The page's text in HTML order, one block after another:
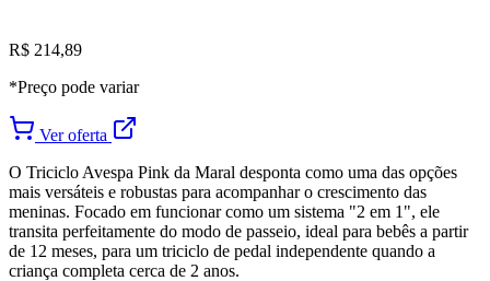
R$ 214,89
*Preço pode variar
Ver oferta
O Triciclo Avespa Pink da Maral desponta como uma das opções
mais versáteis e robustas para acompanhar o crescimento das
meninas. Focado em funcionar como um sistema "2 em 1", ele
transita perfeitamente do modo de passeio, ideal para bebês a partir
de 12 meses, para um triciclo de pedal independente quando a
criança completa cerca de 2 anos.